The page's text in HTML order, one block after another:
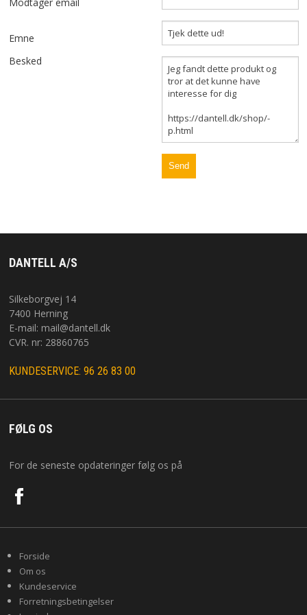
OM OS
KUNDESERVICE
FORRETNINGSBETINGELSER
LOG IND
Emne
Besked
DANTELL A/S
Silkeborgvej 14
7400 Herning
E-mail: mail@dantell.dk
CVR. nr: 28860765
KUNDESERVICE: 96 26 83 00
FØLG OS
For de seneste opdateringer følg os på
Forside
Om os
Kundeservice
Forretningsbetingelser